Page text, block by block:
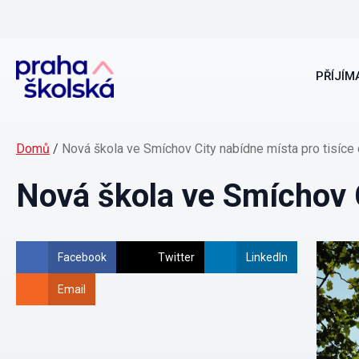
Domů / Nová škola ve Smíchov City nabídne místa pro tisíce
Nová škola ve
Facebook Twitter LinkedIn
Email